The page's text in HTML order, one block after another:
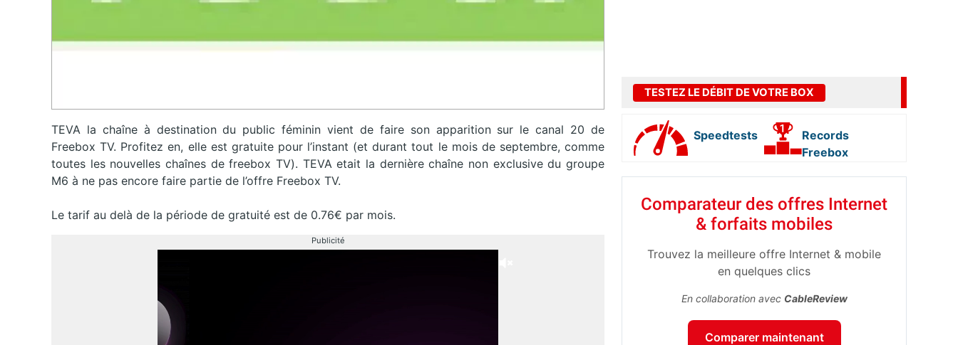
TEVA la chaîne à destination du public féminin vient de faire son apparition sur le canal 20 de
Freebox TV. Profitez en, elle est gratuite pour l’instant (et durant tout le mois de septembre, comme
toutes les nouvelles chaînes de freebox TV). TEVA etait la dernière chaîne non exclusive du groupe
M6 à ne pas encore faire partie de l’offre Freebox TV.
Le tarif au delà de la période de gratuité est de 0.76€ par mois.
Publicité
TESTEZ LE DÉBIT DE VOTRE BOX
Speedtests
Records
Freebox
Comparateur des offres Internet
& forfaits mobiles
Trouvez la meilleure offre Internet & mobile
en quelques clics
En collaboration avec CableReview
Comparer maintenant